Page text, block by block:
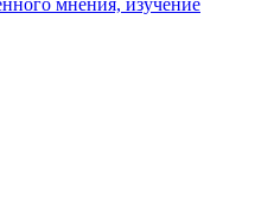
мнения, изучение